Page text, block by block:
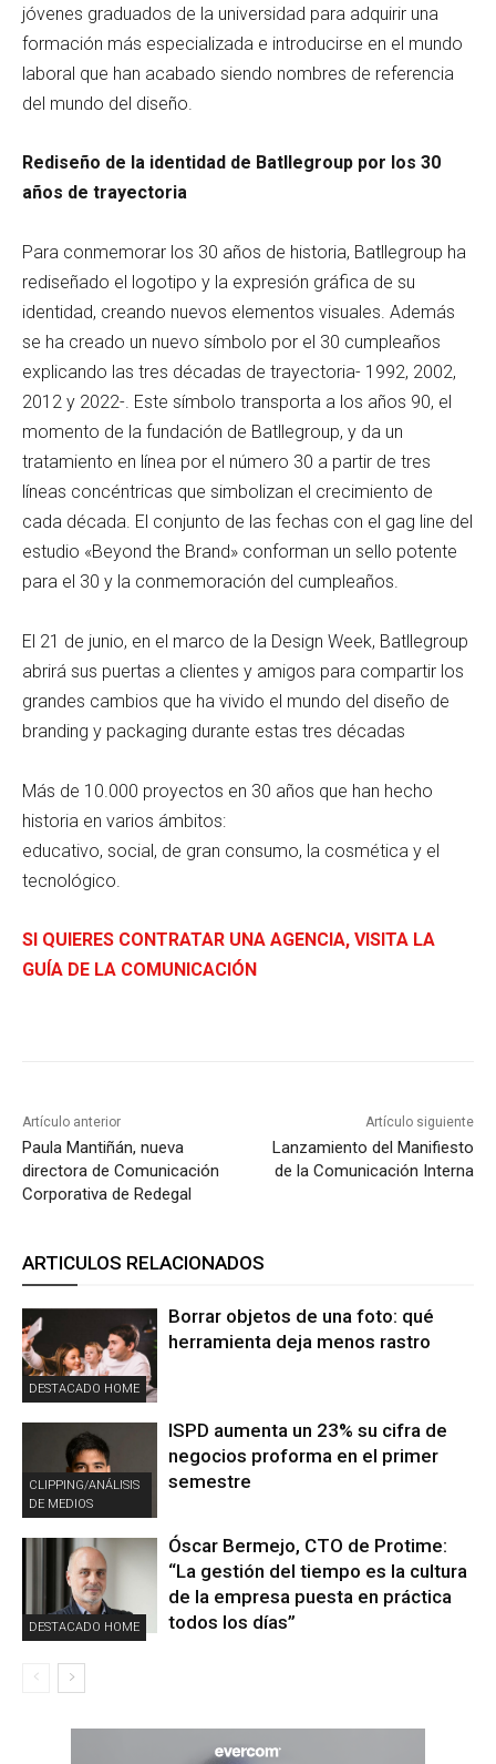
jóvenes graduados de la universidad para adquirir una
formación más especializada e introducirse en el mundo
laboral que han acabado siendo nombres de referencia
del mundo del diseño.
Rediseño de la identidad de Batllegroup por los 30
años de trayectoria
Para conmemorar los 30 años de historia, Batllegroup ha
rediseñado el logotipo y la expresión gráfica de su
identidad, creando nuevos elementos visuales. Además
se ha creado un nuevo símbolo por el 30 cumpleaños
explicando las tres décadas de trayectoria- 1992, 2002,
2012 y 2022-. Este símbolo transporta a los años 90, el
momento de la fundación de Batllegroup, y da un
tratamiento en línea por el número 30 a partir de tres
líneas concéntricas que simbolizan el crecimiento de
cada década. El conjunto de las fechas con el gag line del
estudio «Beyond the Brand» conforman un sello potente
para el 30 y la conmemoración del cumpleaños.
El 21 de junio, en el marco de la Design Week, Batllegroup
abrirá sus puertas a clientes y amigos para compartir los
grandes cambios que ha vivido el mundo del diseño de
branding y packaging durante estas tres décadas
Más de 10.000 proyectos en 30 años que han hecho
historia en varios ámbitos:
educativo, social, de gran consumo, la cosmética y el
tecnológico.
SI QUIERES CONTRATAR UNA AGENCIA, VISITA LA
GUÍA DE LA COMUNICACIÓN
Artículo anterior
Paula Mantiñán, nueva
directora de Comunicación
Corporativa de Redegal
Artículo siguiente
Lanzamiento del Manifiesto
de la Comunicación Interna
ARTICULOS RELACIONADOS
DESTACADO HOME
Borrar objetos de una foto: qué
herramienta deja menos rastro
CLIPPING/ANÁLISIS
DE MEDIOS
ISPD aumenta un 23% su cifra de
negocios proforma en el primer
semestre
DESTACADO HOME
Óscar Bermejo, CTO de Protime:
“La gestión del tiempo es la cultura
de la empresa puesta en práctica
todos los días”